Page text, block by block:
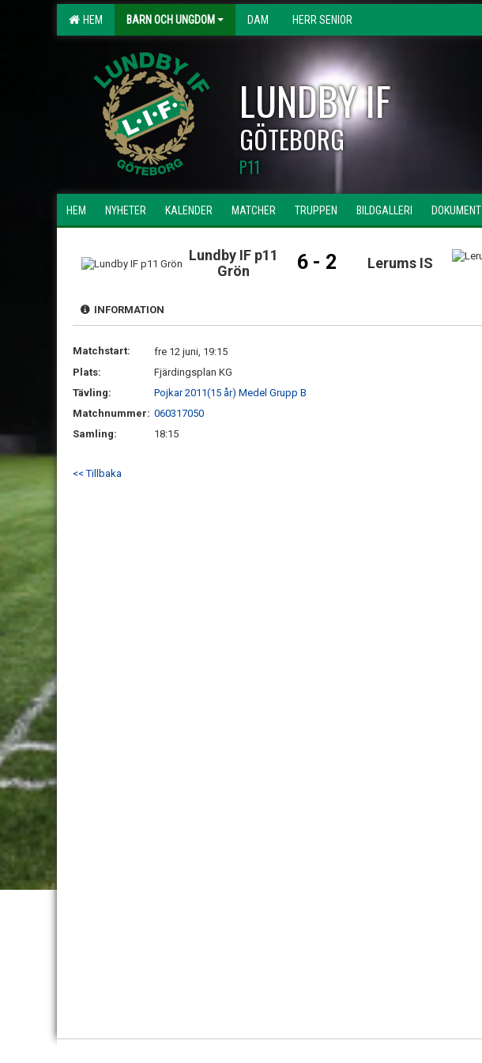
HEM BARN OCH UNGDOM DAM HERR SENIOR
LUNDBY IF
GÖTEBORG
P11
HEM NYHETER KALENDER MATCHER TRUPPEN BILDGALLERI DOKUMENT
Lundby IF p11
Grön
6 - 2 Lerums IS
INFORMATION
Matchstart:
fre 12 juni, 19:15
Plats:
Fjärdingsplan KG
Tävling:
Pojkar 2011(15 år) Medel Grupp B
Matchnummer: 060317050
Samling:
18:15
<< Tillbaka